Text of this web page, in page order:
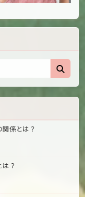
係とは？
？